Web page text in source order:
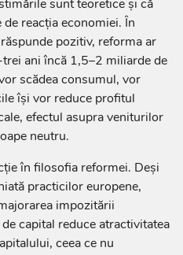
sunt teoretice și că
reacția economiei. În
pozitiv, reforma ar
ani încă 1,5–2 miliarde de
scădea consumul, vor
își vor reduce profitul
efectul asupra veniturilor
neutru.
în filosofia reformei. Deși
practicilor europene,
impozitării
capital reduce atractivitatea
ceea ce nu